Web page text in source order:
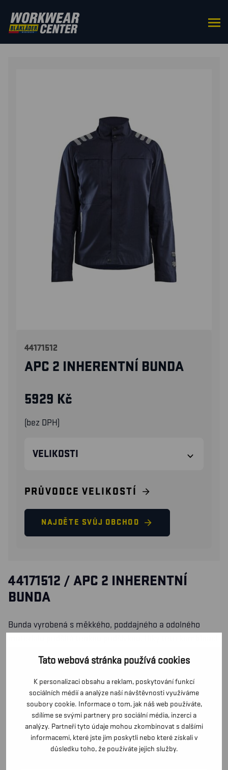
Tato webová stránka používá cookies
K personalizaci obsahu a reklam, poskytování funkcí
sociálních médií a analýze naší návštěvnosti využíváme
soubory cookie. Informace o tom, jak náš web používáte,
sdílíme se svými partnery pro sociální média, inzerci a
analýzy. Partneři tyto údaje mohou zkombinovat s dalšími
informacemi, které jste jim poskytli nebo které získali v
důsledku toho, že používáte jejich služby.
DOMŮ/OD PASU/
44171512
APC 2 INHERENTNÍ BUNDA
5929 Kč
(bez DPH)
VELIKOSTI
PRŮVODCE VELIKOSTÍ
NAJDĚTE SVŮJ OBCHOD
44171512 / APC 2 INHERENTNÍ
BUNDA
Bunda vyrobená s měkkého, poddajného a odolného
ochrany proti obloukovému výboji. Skrytá náprsní kapsa
na zip, dvě přední kapsy s patkami, poutka na sedle pro
připevnění mikrofonu, oxymetru nebo dalších
technických zařízení. Nažehlené reflexní prvky pro lepší
viditelnost. Bunda je bez kovů, má plastové patentky a
zipy. Certifikováno podle norem EN 1149-5, EN ISO 11611,
EN ISO 11612, EN 61482-2 (APC 2), EN 13034.